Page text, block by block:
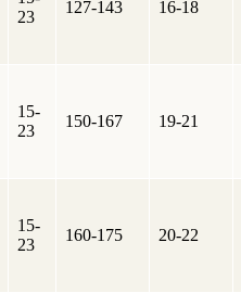
23
127-143 16-18
15-
23
150-167 19-21
15-
23
160-175 20-22